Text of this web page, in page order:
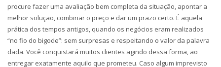
procure fazer uma avaliação bem completa da situação, apontar a
melhor solução, combinar o preço e dar um prazo certo. É aquela
prática dos tempos antigos, quando os negócios eram realizados
“no fio do bigode”: sem surpresas e respeitando o valor da palavra
dada. Você conquistará muitos clientes agindo dessa forma, ao
entregar exatamente aquilo que prometeu. Caso algum imprevisto